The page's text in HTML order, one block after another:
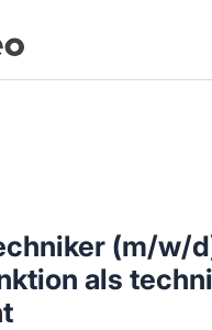
(m/w/
als